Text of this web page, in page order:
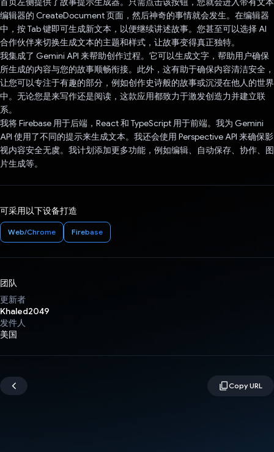
编辑器的 CreateDocument 页面，然后神奇的事情就会发生。在编辑器
中，按 Tab 键即可生成新文本，以便继续讲述故事。您甚至可以选择 AI
合作伙伴来切换生成文本的主题和样式，让故事变得真正独特。
我集成了 Gemini API 来帮助创作过程。它可以生成文字，帮助用户确保
所生成的内容与您的故事顺畅衔接。此外，这有助于确保内容清洁安全，
让您可以专注于有趣的部分，例如创作史诗般的故事或沉浸在他人的世界
中。无论您是来写作还是阅读，这款应用都致力于激发创造力并建立联
系。
我将 Firebase 用于后端，React 和 TypeScript 用于前端。我为 Gemini
API 使用了不同的提示来生成文本。我还会使用 Perspective API 来确保影
视内容安全无虞。我计划添加更多功能，例如编辑、自动保存、协作、图
片生成等。
可采用以下设备打造
Web/Chrome Firebase
团队
更新者
Khaled2049
发件人
美国